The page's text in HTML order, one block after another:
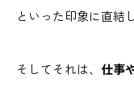
といった印象に直結
そしてそれは、 仕事